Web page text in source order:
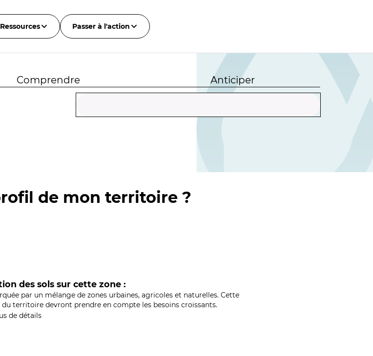
Ressources Passer à l'action
Comprendre Anticiper
de mon territoire ?
des sols sur cette zone :
par un mélange de zones urbaines, agricoles et naturelles. Cette
territoire devront prendre en compte les besoins croissants.
de détails